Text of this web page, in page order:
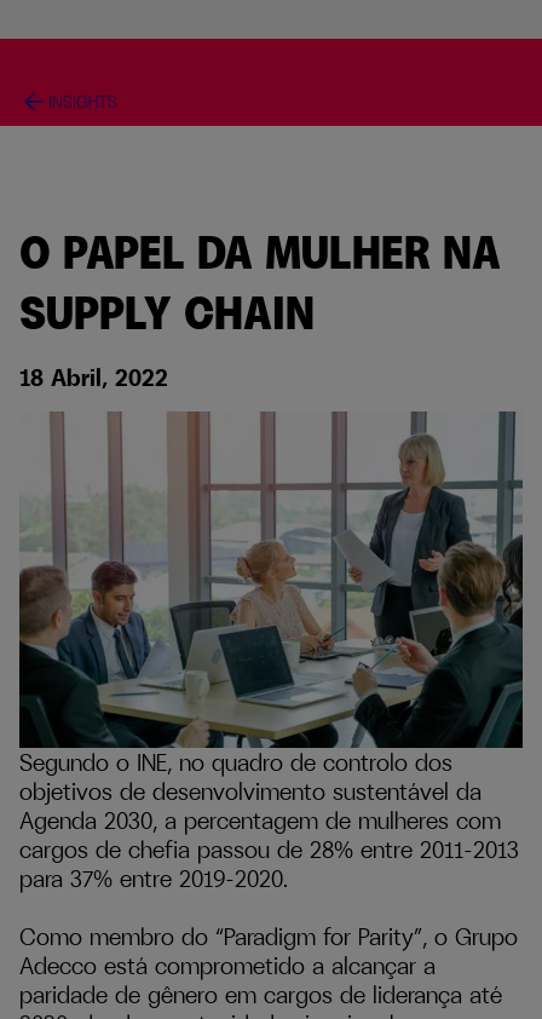
arrow_back INSIGHTS
O PAPEL DA MULHER NA
SUPPLY CHAIN
18 Abril, 2022
Segundo o INE, no quadro de controlo dos
objetivos de desenvolvimento sustentável da
Agenda 2030, a percentagem de mulheres com
cargos de chefia passou de 28% entre 2011-2013
para 37% entre 2019-2020.
Como membro do “Paradigm for Parity”, o Grupo
Adecco está comprometido a alcançar a
paridade de gênero em cargos de liderança até